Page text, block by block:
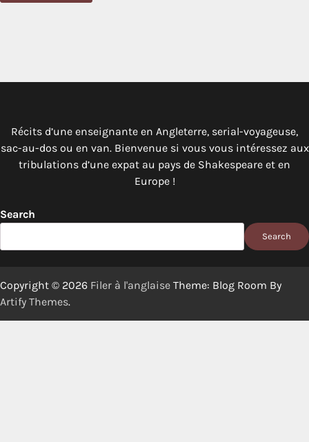
Récits d’une enseignante en Angleterre, serial-voyageuse,
sac-au-dos ou en van. Bienvenue si vous vous intéressez aux
tribulations d’une expat au pays de Shakespeare et en
Europe !
Search
Search
Copyright © 2026 Filer à l'anglaise Theme: Blog Room By
Artify Themes.